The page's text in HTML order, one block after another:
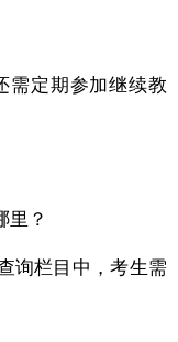
需定期参加继续教
里？
询栏目中，考生需